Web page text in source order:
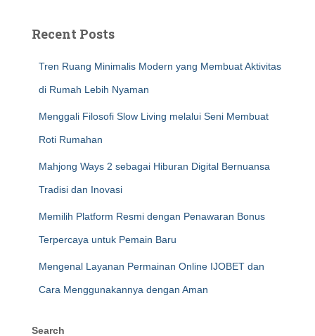
Recent Posts
Tren Ruang Minimalis Modern yang Membuat Aktivitas
di Rumah Lebih Nyaman
Menggali Filosofi Slow Living melalui Seni Membuat
Roti Rumahan
Mahjong Ways 2 sebagai Hiburan Digital Bernuansa
Tradisi dan Inovasi
Memilih Platform Resmi dengan Penawaran Bonus
Terpercaya untuk Pemain Baru
Mengenal Layanan Permainan Online IJOBET dan
Cara Menggunakannya dengan Aman
Search